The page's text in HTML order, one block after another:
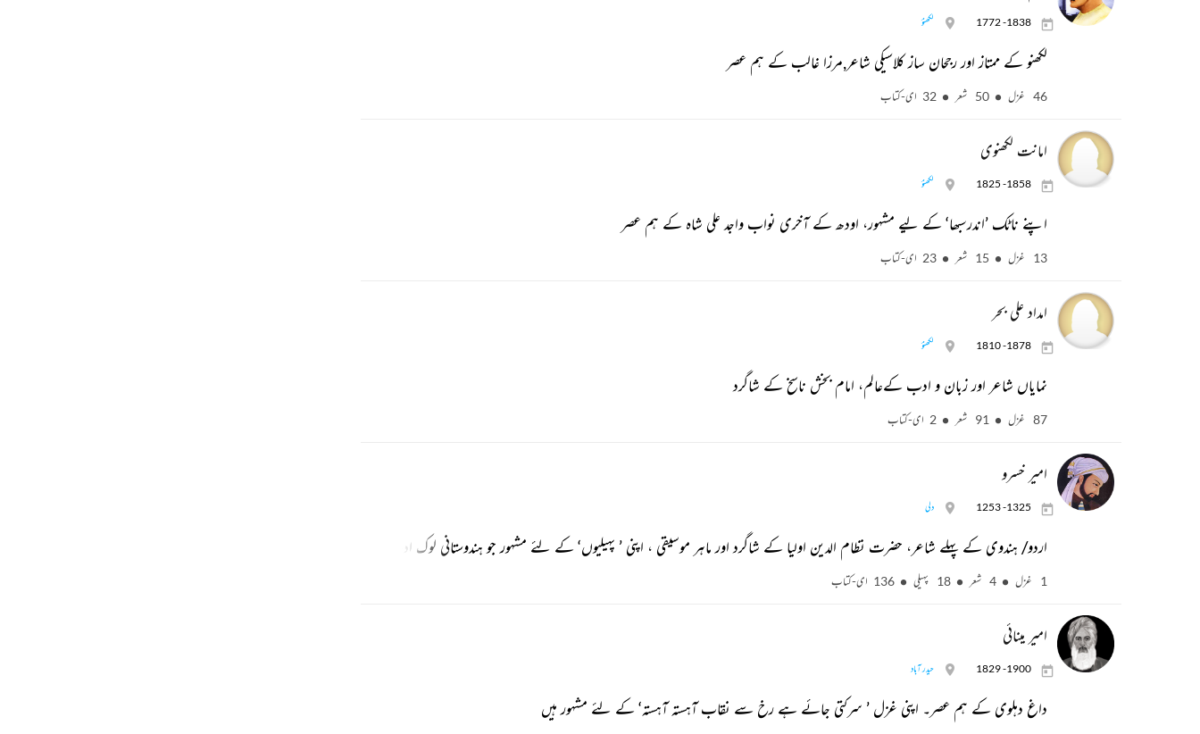
1772 -1838 لکھنؤ
لکھنو کے ممتاز اور رجحان ساز کلاسیکی شاعر,مرزا غالب کے ہم عصر
46 غزل 50 شعر 32 ای-کتاب
امانت لکھنوی
1825 -1858 لکھنؤ
اپنے ناٹک ’اندرسبھا‘ کے لیے مشہور، اودھ کے آخری نواب واجد علی شاہ کے ہم عصر
13 غزل 15 شعر 23 ای-کتاب
امداد علی بحر
1810 -1878 لکھنؤ
نمایاں شاعر اور زبان و ادب کےعالم، امام بخش ناسخ کے شاگرد
87 غزل 91 شعر 2 ای-کتاب
امیر خسرو
1253 -1325 دلی
اردو/ ہندوی کے پہلے شاعر، حضرت نظام الدین اولیا کے شاگرد اور ماہر موسیقی ، اپنی ’ پہیلیوں‘ کے لئے مشہور جو ہندوستانی لوک ادب کا حصہ ہیں، طبلہ اور ستار جیسے اہم ساز ایجاد کئے۔ ’ زحال مسکیں مکن
1 غزل 4 شعر 18 پہیلی 136 ای-کتاب
امیر مینائی
1829 -1900 حیدر آباد
داغ دہلوی کے ہم عصر۔ اپنی غزل ’ سرکتی جائے ہے رخ سے نقاب آہستہ آہستہ‘ کے لئے مشہور ہیں